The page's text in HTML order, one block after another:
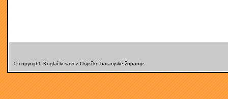
© copyright: Kuglački savez Osječko-baranjske županije